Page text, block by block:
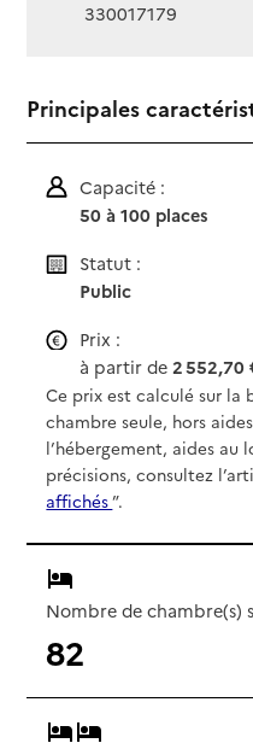
330017179
Principales
Capacité :
50 à 100 places
Statut :
Public
Prix :
à partir de2 552,70
Ce prix est calculé sur la
chambre seule, hors
l’hébergement, aides au
précisions, consultez
affichés”.
Nombre de chambre(s)
82